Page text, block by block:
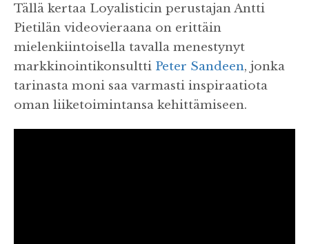
Tällä kertaa Loyalisticin perustajan Antti
Pietilän videovieraana on erittäin
mielenkiintoisella tavalla menestynyt
markkinointikonsultti Peter Sandeen, jonka
tarinasta moni saa varmasti inspiraatiota
oman liiketoimintansa kehittämiseen.